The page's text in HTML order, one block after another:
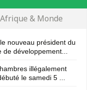
Afrique & Monde
nouveau président du
de développement...
illégalement
le samedi 5 ...